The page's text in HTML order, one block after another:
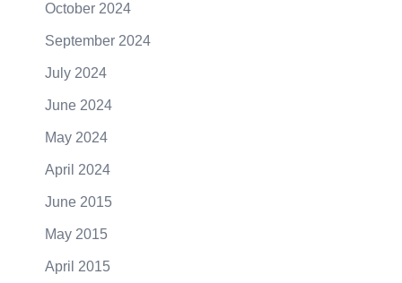
October 2024
September 2024
July 2024
June 2024
May 2024
April 2024
June 2015
May 2015
April 2015